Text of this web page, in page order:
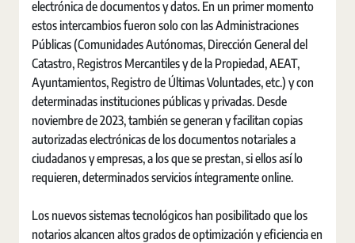
electrónica de documentos y datos. En un primer momento
estos intercambios fueron solo con las Administraciones
Públicas (Comunidades Autónomas, Dirección General del
Catastro, Registros Mercantiles y de la Propiedad, AEAT,
Ayuntamientos, Registro de Últimas Voluntades, etc.) y con
determinadas instituciones públicas y privadas. Desde
noviembre de 2023, también se generan y facilitan copias
autorizadas electrónicas de los documentos notariales a
ciudadanos y empresas, a los que se prestan, si ellos así lo
requieren, determinados servicios íntegramente online.
Los nuevos sistemas tecnológicos han posibilitado que los
notarios alcancen altos grados de optimización y eficiencia en